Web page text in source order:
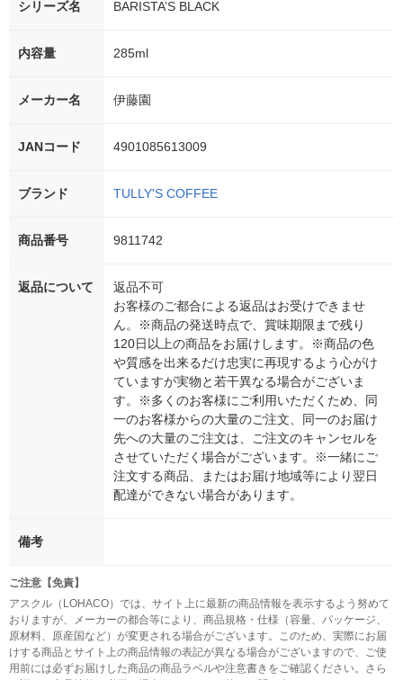
シリーズ名 BARISTA’S BLACK
内容量 285ml
メーカー名 伊藤園
JANコード 4901085613009
ブランド TULLY'S COFFEE
商品番号 9811742
返品について
返品不可
お客様のご都合による返品はお受けできませ
ん。※商品の発送時点で、賞味期限まで残り
120日以上の商品をお届けします。※商品の色
や質感を出来るだけ忠実に再現するよう心がけ
ていますが実物と若干異なる場合がございま
す。※多くのお客様にご利用いただくため、同
一のお客様からの大量のご注文、同一のお届け
先への大量のご注文は、ご注文のキャンセルを
させていただく場合がございます。※一緒にご
注文する商品、またはお届け地域等により翌日
配達ができない場合があります。
備考
ご注意【免責】
アスクル（LOHACO）では、サイト上に最新の商品情報を表示するよう努めて
おりますが、メーカーの都合等により、商品規格・仕様（容量、パッケージ、
原材料、原産国など）が変更される場合がございます。このため、実際にお届
けする商品とサイト上の商品情報の表記が異なる場合がございますので、ご使
用前には必ずお届けした商品の商品ラベルや注意書きをご確認ください。さら